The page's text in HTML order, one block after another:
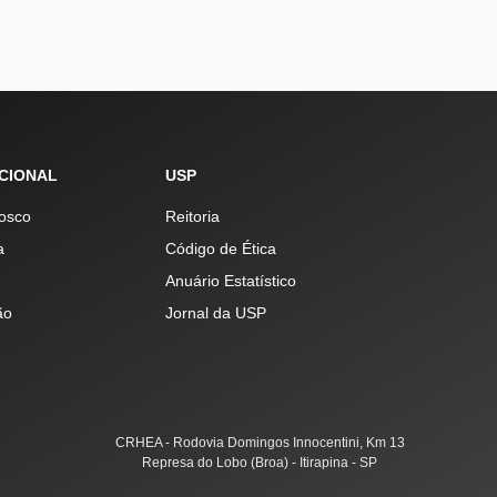
USP
Reitoria
Código de Ética
Anuário Estatístico
Jornal da USP
CRHEA - Rodovia Domingos Innocentini, Km 13
Represa do Lobo (Broa) - Itirapina - SP